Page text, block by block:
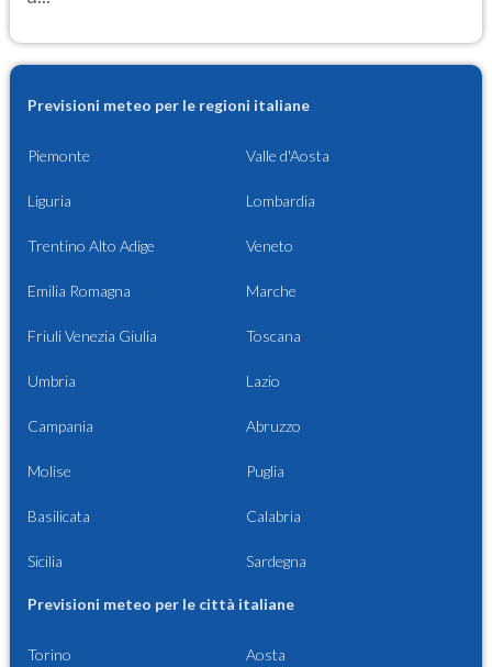
Previsioni meteo per le regioni italiane
Piemonte Valle d'Aosta
Liguria Lombardia
Trentino Alto Adige Veneto
Emilia Romagna Marche
Friuli Venezia Giulia Toscana
Umbria Lazio
Campania Abruzzo
Molise Puglia
Basilicata Calabria
Sicilia Sardegna
Previsioni meteo per le città italiane
Torino Aosta